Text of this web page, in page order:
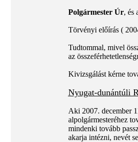
Polgármester Úr, és
Törvényi előírás (
Tudtommal, mivel
az
Kivizsgálást kérne
Nyugat-dunántúli
Aki 2007. december
alpolgármesteréhez
mindenki tovább
akarja intézni, nevét